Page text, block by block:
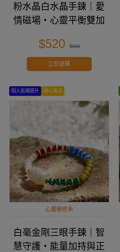
粉水晶白水晶手鍊｜愛
情磁場・心靈平衡雙加
$520 $620
立即搶購
個人氣場提升 靜心專注
心靈療癒系
白毫金剛三眼手鍊｜智
慧守護・能量加持與正